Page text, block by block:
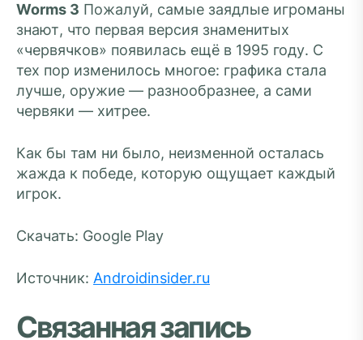
Worms 3 Пожалуй, самые заядлые игроманы
знают, что первая версия знаменитых
«червячков» появилась ещё в 1995 году. С
тех пор изменилось многое: графика стала
лучше, оружие — разнообразнее, а сами
червяки — хитрее.
Как бы там ни было, неизменной осталась
жажда к победе, которую ощущает каждый
игрок.
Скачать: Google Play
Источник: Androidinsider.ru
Связанная запись